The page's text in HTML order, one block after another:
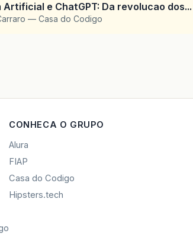
e ChatGPT: Da revolucao dos...
— Casa do Codigo
CONHECA O GRUPO
Alura
FIAP
Casa do Codigo
Hipsters.tech